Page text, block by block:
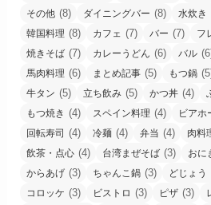
その他 (8) ダイニングバー (8) 水炊き
韓国料理 (8) カフェ (7) バー (7) フ
焼きそば (7) カレーうどん (6) バル
馬肉料理 (6) まとめ記事 (5) もつ鍋
牛タン (5) 立ち飲み (5) かつ丼 (4)
もつ焼き (4) スペイン料理 (4) ビアホ
回転寿司 (4) 冷麺 (4) 弁当 (4) 肉料
飲茶・点心 (4) 台湾まぜそば (3) おに
からあげ (3) ちゃんこ鍋 (3) どじょう
コロッケ (3) ビストロ (3) ピザ (3)